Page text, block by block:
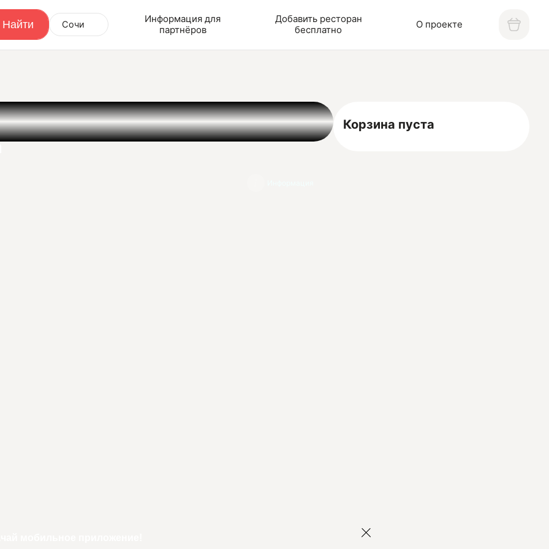
Сочи
Информация для
партнёров
Добавить ресторан
бесплатно
О проекте
Корзина пуста